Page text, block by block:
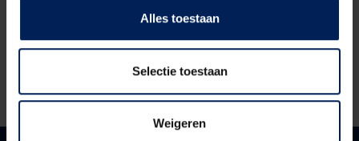
Alles toestaan
Selectie toestaan
Weigeren
BRANDWERENDVENTILATIEROOSTER
Bekijk model